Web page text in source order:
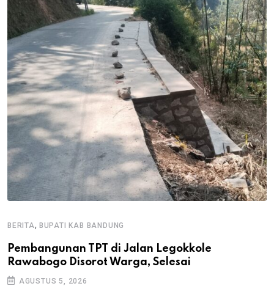
BERITA, BUPATI KAB BANDUNG
Pembangunan TPT di Jalan Legokkole
Rawabogo Disorot Warga, Selesai
AGUSTUS 5, 2026